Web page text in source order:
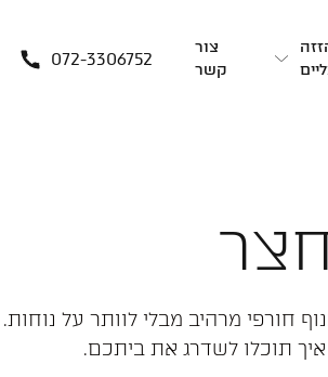
צור
קשר
072-3306752
חורפי מרהיב מבלי לוותר על נוחות.
תוכלו לשדרג את ביתכם.